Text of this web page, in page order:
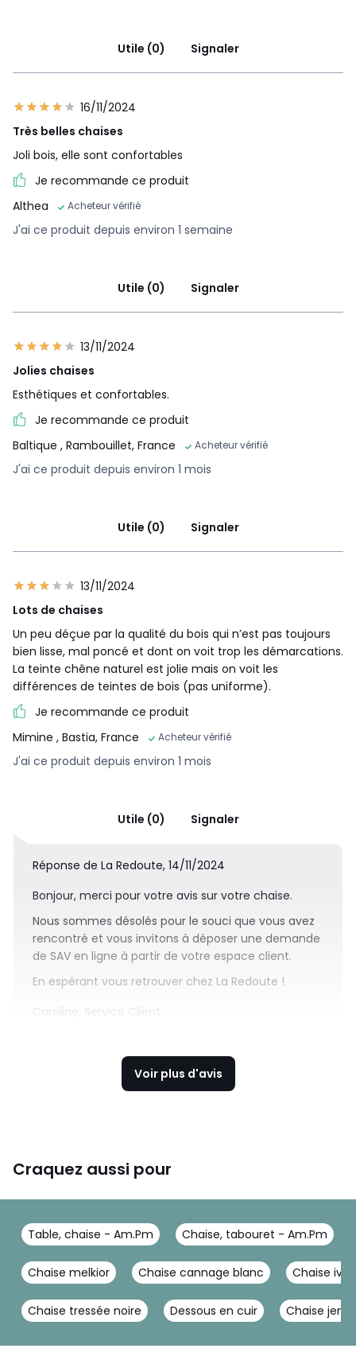
Utile (0) Signaler
16/11/2024
Très belles chaises
Joli bois, elle sont confortables
Je recommande ce produit
Althea
Acheteur vérifié
J'ai ce produit depuis environ 1 semaine
Utile (0) Signaler
13/11/2024
Jolies chaises
Esthétiques et confortables.
Je recommande ce produit
Baltique , Rambouillet, France Acheteur vérifié
J'ai ce produit depuis environ 1 mois
Utile (0) Signaler
13/11/2024
Lots de chaises
Un peu déçue par la qualité du bois qui n’est pas toujours
bien lisse, mal poncé et dont on voit trop les démarcations.
La teinte chêne naturel est jolie mais on voit les
différences de teintes de bois (pas uniforme).
Je recommande ce produit
Mimine , Bastia, France Acheteur vérifié
J'ai ce produit depuis environ 1 mois
Utile (0) Signaler
Réponse de La Redoute, 14/11/2024
Bonjour, merci pour votre avis sur votre chaise.
Nous sommes désolés pour le souci que vous avez
rencontré et vous invitons à déposer une demande
de SAV en ligne à partir de votre espace client.
En espérant vous retrouver chez La Redoute !
Caroline, Service Client
Voir plus d'avis
Craquez aussi pour
Table, chaise - Am.Pm Chaise, tabouret - Am.Pm
Chaise melkior Chaise cannage blanc Chaise
Chaise tressée noire Dessous en cuir Chaise